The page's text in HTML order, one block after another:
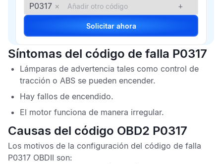
P0317 × +
Solicitar ahora
Síntomas del código de falla P0317
Lámparas de advertencia tales como control de
tracción o ABS se pueden encender.
Hay fallos de encendido.
El motor funciona de manera irregular.
Causas del código OBD2 P0317
Los motivos de la configuración del código de falla
P0317 OBDII son: